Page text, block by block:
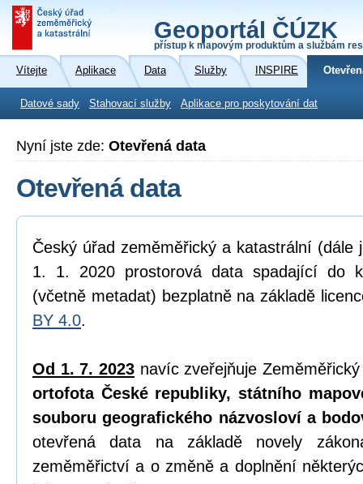
Geoportál ČÚZK
přístup k mapovým produktům a službám
Vítejte Aplikace Data Služby INSPIRE
Datové sady Stahovací služby Aplikace pro poskytování dat
Nyní jste zde: Otevřená data
Otevřená data
Český úřad zeměměřický a katastrální (dále
1. 1. 2020 prostorová data spadající do
(včetně metadat) bezplatně na základě
BY 4.0.
Od 1. 7. 2023 navíc zveřejňuje
ortofota České republiky, státního
souboru geografického názvosloví a
otevřená data na základě novely
zeměměřictví a o změně a doplnění